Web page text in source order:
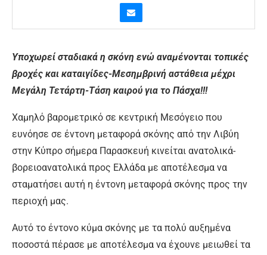
Υποχωρεί σταδιακά η σκόνη ενώ αναμένονται τοπικές
βροχές και καταιγίδες-Μεσημβρινή αστάθεια μέχρι
Μεγάλη Τετάρτη-Τάση καιρού για το Πάσχα!!!
Χαμηλό βαρομετρικό σε κεντρική Μεσόγειο που
ευνόησε σε έντονη μεταφορά σκόνης από την Λιβύη
στην Κύπρο σήμερα Παρασκευή κινείται ανατολικά-
βορειοανατολικά προς Ελλάδα με αποτέλεσμα να
σταματήσει αυτή η έντονη μεταφορά σκόνης προς την
περιοχή μας.
Αυτό το έντονο κύμα σκόνης με τα πολύ αυξημένα
ποσοστά πέρασε με αποτέλεσμα να έχουνε μειωθεί τα